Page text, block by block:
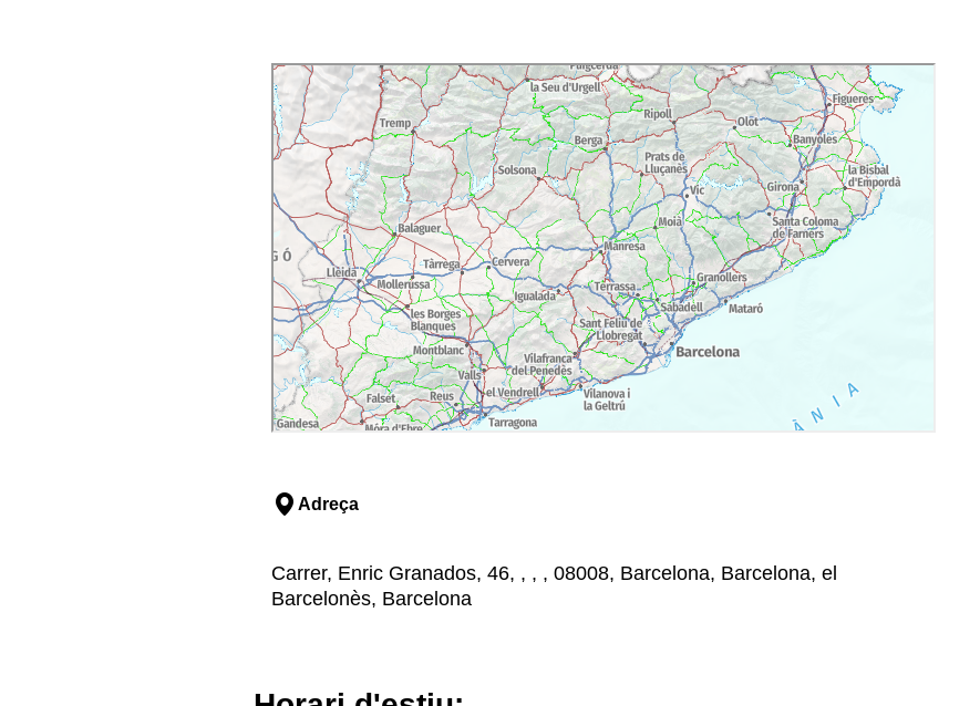
Adreça
Carrer, Enric Granados, 46, , , , 08008, Barcelona, Barcelona, el
Barcelonès, Barcelona